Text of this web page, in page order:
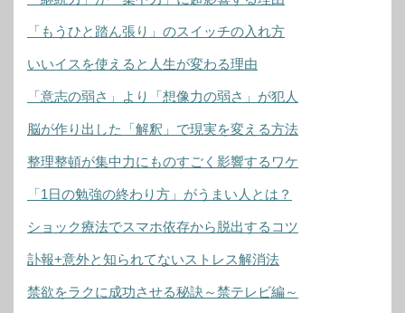
「もうひと踏ん張り」のスイッチの入れ方
いいイスを使えると人生が変わる理由
「意志の弱さ」より「想像力の弱さ」が犯人
脳が作り出した「解釈」で現実を変える方法
整理整頓が集中力にものすごく影響するワケ
「1日の勉強の終わり方」がうまい人とは？
ショック療法でスマホ依存から脱出するコツ
訃報+意外と知られてないストレス解消法
禁欲をラクに成功させる秘訣～禁テレビ編～